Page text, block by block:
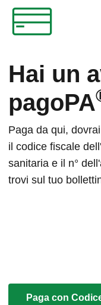
Hai un
pagoPA
Paga da qui,
il codice fiscale
sanitaria e il n°
trovi sul tuo
Paga con